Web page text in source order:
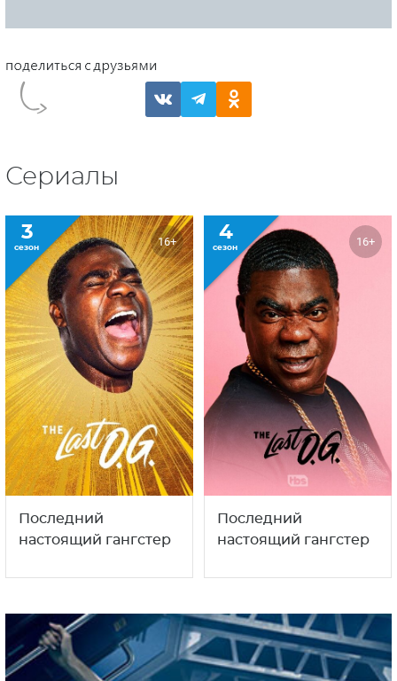
Сериалы
3
сезон 16+
Последний
настоящий гангстер
4
сезон 16+
Последний
настоящий гангстер